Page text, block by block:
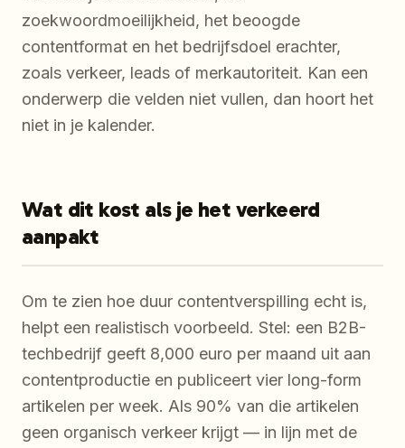
zoekwoordmoeilijkheid, het beoogde
contentformat en het bedrijfsdoel erachter,
zoals verkeer, leads of merkautoriteit. Kan een
onderwerp die velden niet vullen, dan hoort het
niet in je kalender.
Wat dit kost als je het verkeerd
aanpakt
Om te zien hoe duur contentverspilling echt is,
helpt een realistisch voorbeeld. Stel: een B2B-
techbedrijf geeft 8,000 euro per maand uit aan
contentproductie en publiceert vier long-form
artikelen per week. Als 90% van die artikelen
geen organisch verkeer krijgt — in lijn met de